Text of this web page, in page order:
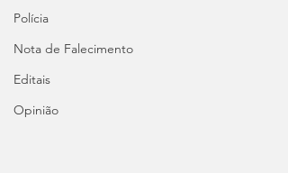
Polícia
Nota de Falecimento
Editais
Opinião